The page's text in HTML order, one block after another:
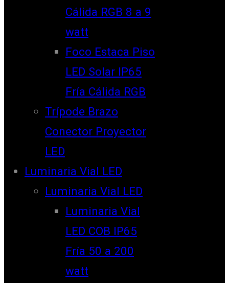
Cálida RGB 8 a 9
watt
Foco Estaca Piso
LED Solar IP65
Fría Cálida RGB
Trípode Brazo
Conector Proyector
LED
Luminaria Vial LED
Luminaria Vial LED
Luminaria Vial
LED COB IP65
Fría 50 a 200
watt